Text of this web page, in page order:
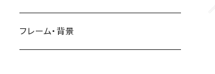
鬼
雪
あさがお
クマ
キャンディー
ジンジャーマンクッキー
ラズベリー
リンゴ
バーベキュー
ぬいぐるみ
キッチン用品
病院
街並み
フレーム・背景